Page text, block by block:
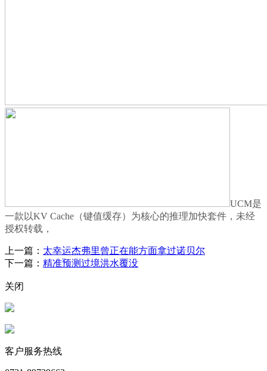
UCM是
一款以KV Cache（键值缓存）为核心的推理加快套件，未经
授权转载，
上一篇： 太幸运杰弗里曾正在能方面拿过诺贝尔
下一篇： 精准预测过境洪水覆没
关闭
客户服务热线